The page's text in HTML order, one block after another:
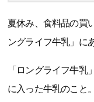
夏休み、食料品の買
ングライフ牛乳」に
「ロングライフ牛乳
に入った牛乳のこと